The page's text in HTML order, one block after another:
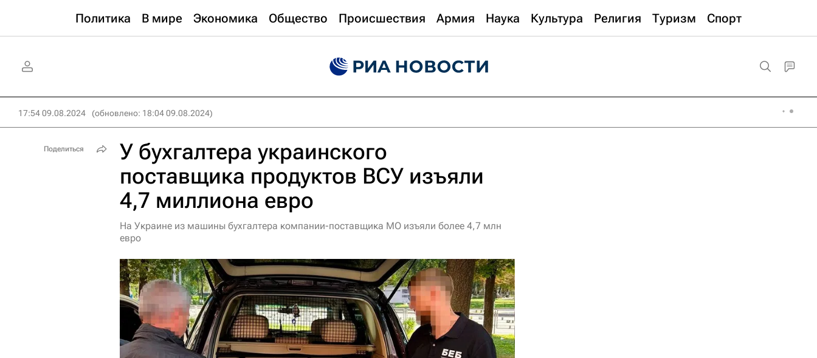
Политика В мире Экономика Общество Происшествия Армия Наука Культура Религия Туризм Спорт
17:54 09.08.2024 (обновлено: 18:04 09.08.2024)
У бухгалтера украинского
поставщика продуктов ВСУ изъяли
4,7 миллиона евро
На Украине из машины бухгалтера компании-поставщика МО изъяли более 4,7 млн
евро
Поделиться